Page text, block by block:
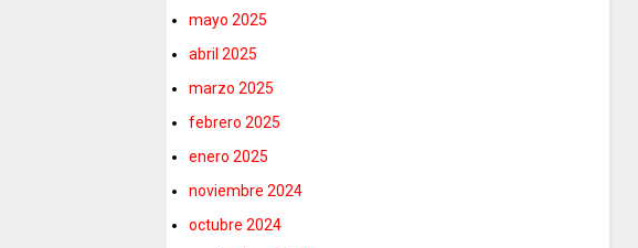
mayo 2025
abril 2025
marzo 2025
febrero 2025
enero 2025
noviembre 2024
octubre 2024